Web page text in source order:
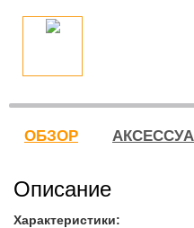
ОБЗОР
Описание
Характеристики: